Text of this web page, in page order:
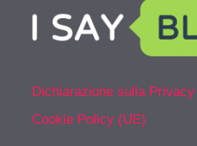
Dichiarazione sulla
Cookie Policy (UE)